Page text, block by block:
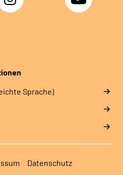
Sprache)
Datenschutz